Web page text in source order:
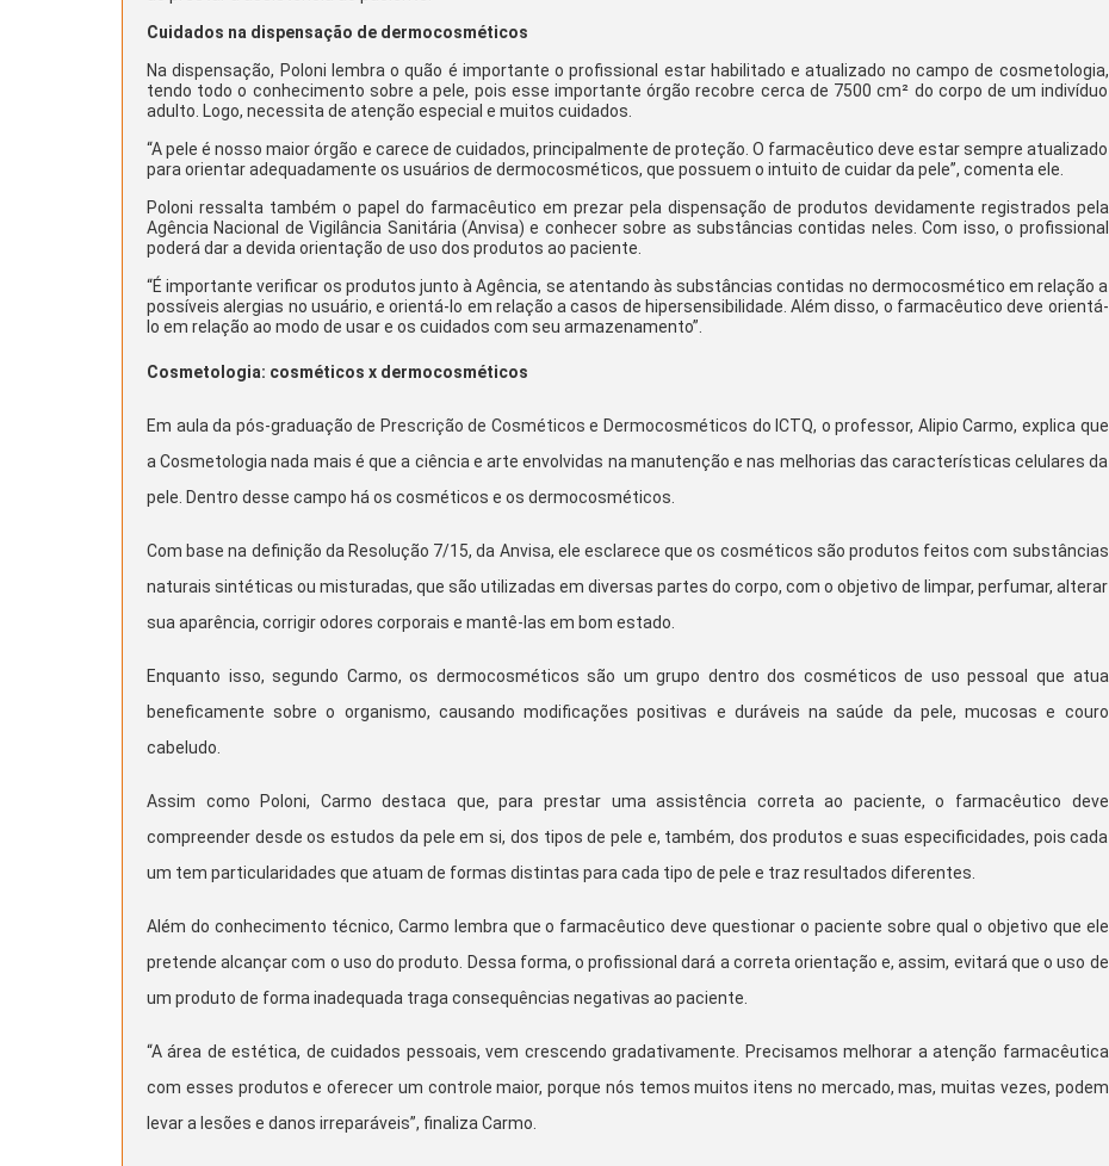
Cuidados na dispensação de dermocosméticos
Na dispensação, Poloni lembra o quão é importante o profissional estar habilitado e atualizado no campo de cosmetologia,
tendo todo o conhecimento sobre a pele, pois esse importante órgão recobre cerca de 7500 cm² do corpo de um indivíduo
adulto. Logo, necessita de atenção especial e muitos cuidados.
“A pele é nosso maior órgão e carece de cuidados, principalmente de proteção. O farmacêutico deve estar sempre atualizado
para orientar adequadamente os usuários de dermocosméticos, que possuem o intuito de cuidar da pele”, comenta ele.
Poloni ressalta também o papel do farmacêutico em prezar pela dispensação de produtos devidamente registrados pela
Agência Nacional de Vigilância Sanitária (Anvisa) e conhecer sobre as substâncias contidas neles. Com isso, o profissional
poderá dar a devida orientação de uso dos produtos ao paciente.
“É importante verificar os produtos junto à Agência, se atentando às substâncias contidas no dermocosmético em relação a
possíveis alergias no usuário, e orientá-lo em relação a casos de hipersensibilidade. Além disso, o farmacêutico deve orientá-
lo em relação ao modo de usar e os cuidados com seu armazenamento”.
Cosmetologia: cosméticos x dermocosméticos
Em aula da pós-graduação de Prescrição de Cosméticos e Dermocosméticos do ICTQ, o professor, Alipio Carmo, explica que
a Cosmetologia nada mais é que a ciência e arte envolvidas na manutenção e nas melhorias das características celulares da
pele. Dentro desse campo há os cosméticos e os dermocosméticos.
Com base na definição da Resolução 7/15, da Anvisa, ele esclarece que os cosméticos são produtos feitos com substâncias
naturais sintéticas ou misturadas, que são utilizadas em diversas partes do corpo, com o objetivo de limpar, perfumar, alterar
sua aparência, corrigir odores corporais e mantê-las em bom estado.
Enquanto isso, segundo Carmo, os dermocosméticos são um grupo dentro dos cosméticos de uso pessoal que atua
beneficamente sobre o organismo, causando modificações positivas e duráveis na saúde da pele, mucosas e couro
cabeludo.
Assim como Poloni, Carmo destaca que, para prestar uma assistência correta ao paciente, o farmacêutico deve
compreender desde os estudos da pele em si, dos tipos de pele e, também, dos produtos e suas especificidades, pois cada
um tem particularidades que atuam de formas distintas para cada tipo de pele e traz resultados diferentes.
Além do conhecimento técnico, Carmo lembra que o farmacêutico deve questionar o paciente sobre qual o objetivo que ele
pretende alcançar com o uso do produto. Dessa forma, o profissional dará a correta orientação e, assim, evitará que o uso de
um produto de forma inadequada traga consequências negativas ao paciente.
“A área de estética, de cuidados pessoais, vem crescendo gradativamente. Precisamos melhorar a atenção farmacêutica
com esses produtos e oferecer um controle maior, porque nós temos muitos itens no mercado, mas, muitas vezes, podem
levar a lesões e danos irreparáveis”, finaliza Carmo.